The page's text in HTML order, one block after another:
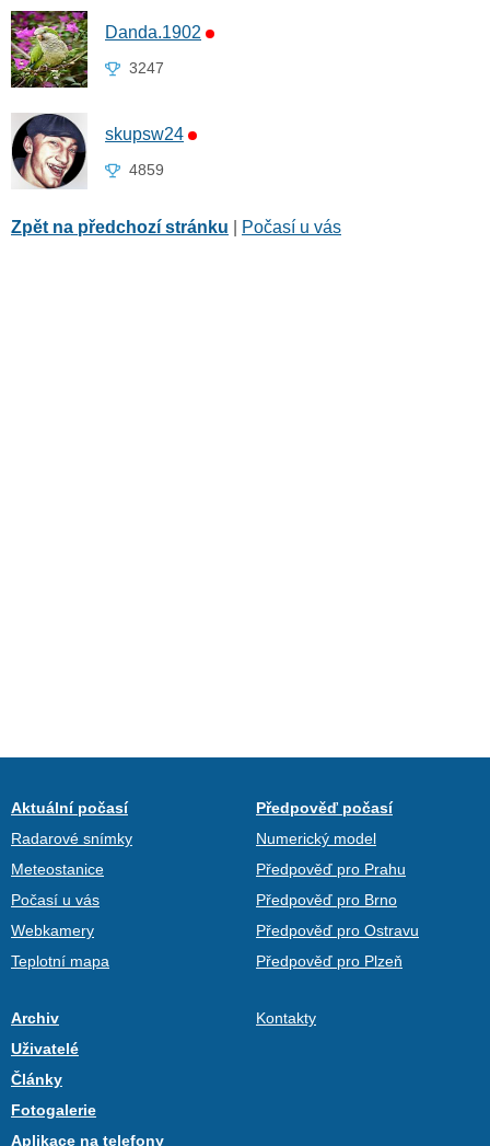
Danda.1902
3247
skupsw24
4859
Zpět na předchozí stránku Počasí u vás
Aktuální počasí
Radarové snímky
Meteostanice
Počasí u vás
Webkamery
Teplotní mapa
Předpověď počasí
Numerický model
Předpověď pro Prahu
Předpověď pro Brno
Předpověď pro Ostravu
Předpověď pro Plzeň
Archiv
Uživatelé
Články
Fotogalerie
Aplikace na telefony
Kontakty